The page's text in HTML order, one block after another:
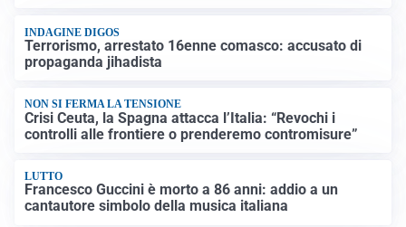
INDAGINE DIGOS
Terrorismo, arrestato 16enne comasco: accusato di
propaganda jihadista
NON SI FERMA LA TENSIONE
Crisi Ceuta, la Spagna attacca l’Italia: “Revochi i
controlli alle frontiere o prenderemo contromisure”
LUTTO
Francesco Guccini è morto a 86 anni: addio a un
cantautore simbolo della musica italiana